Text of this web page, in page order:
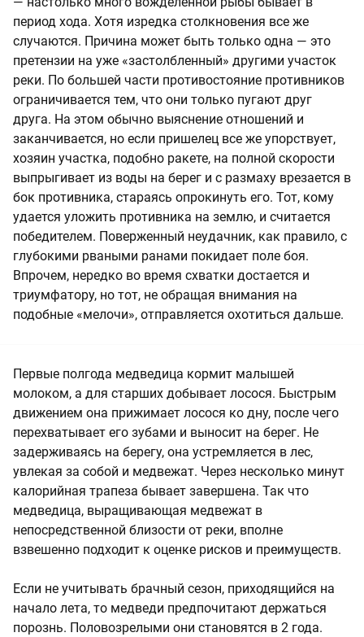
период хода. Хотя изредка столкновения все же
случаются. Причина может быть только одна — это
претензии на уже «застолбленный» другими участок
реки. По большей части противостояние противников
ограничивается тем, что они только пугают друг
друга. На этом обычно выяснение отношений и
заканчивается, но если пришелец все же упорствует,
хозяин участка, подобно ракете, на полной скорости
выпрыгивает из воды на берег и с размаху врезается в
бок противника, стараясь опрокинуть его. Тот, кому
удается уложить противника на землю, и считается
победителем. Поверженный неудачник, как правило, с
глубокими рваными ранами покидает поле боя.
Впрочем, нередко во время схватки достается и
триумфатору, но тот, не обращая внимания на
подобные «мелочи», отправляется охотиться дальше.
Первые полгода медведица кормит малышей
молоком, а для старших добывает лосося. Быстрым
движением она прижимает лосося ко дну, после чего
перехватывает его зубами и выносит на берег. Не
задерживаясь на берегу, она устремляется в лес,
увлекая за собой и медвежат. Через несколько минут
калорийная трапеза бывает завершена. Так что
медведица, выращивающая медвежат в
непосредственной близости от реки, вполне
взвешенно подходит к оценке рисков и преимуществ.
Если не учитывать брачный сезон, приходящийся на
начало лета, то медведи предпочитают держаться
порознь. Половозрелыми они становятся в 2 года.